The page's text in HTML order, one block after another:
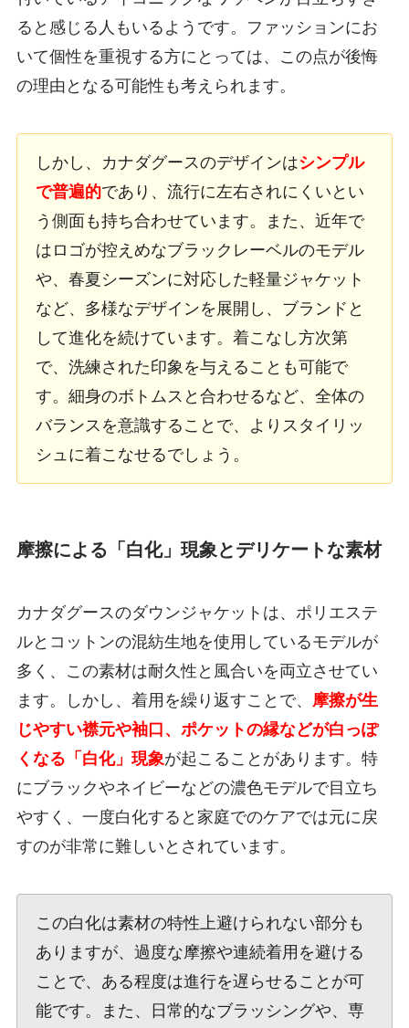
ると感じる人もいるようです。ファッションにお
いて個性を重視する方にとっては、この点が後悔
の理由となる可能性も考えられます。
しかし、カナダグースのデザインはシンプル
で普遍的であり、流行に左右されにくいとい
う側面も持ち合わせています。また、近年で
はロゴが控えめなブラックレーベルのモデル
や、春夏シーズンに対応した軽量ジャケット
など、多様なデザインを展開し、ブランドと
して進化を続けています。着こなし方次第
で、洗練された印象を与えることも可能で
す。細身のボトムスと合わせるなど、全体の
バランスを意識することで、よりスタイリッ
シュに着こなせるでしょう。
摩擦による「白化」現象とデリケートな素材
カナダグースのダウンジャケットは、ポリエステ
ルとコットンの混紡生地を使用しているモデルが
多く、この素材は耐久性と風合いを両立させてい
ます。しかし、着用を繰り返すことで、 摩擦が生
じやすい襟元や袖口、ポケットの縁などが白っぽ
くなる「白化」現象が起こることがあります。特
にブラックやネイビーなどの濃色モデルで目立ち
やすく、一度白化すると家庭でのケアでは元に戻
すのが非常に難しいとされています。
この白化は素材の特性上避けられない部分も
ありますが、過度な摩擦や連続着用を避ける
ことで、ある程度は進行を遅らせることが可
能です。また、日常的なブラッシングや、専